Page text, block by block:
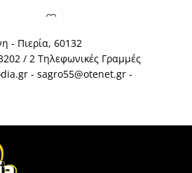
- Πιερία, 60132
/ 2 Τηλεφωνικές Γραμμές
- sagro55@otenet.gr -